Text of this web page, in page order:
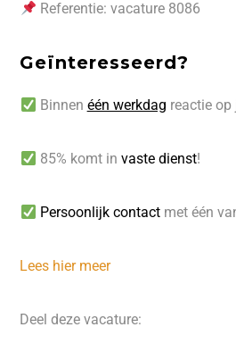
Referentie: vacature 8086
Geïnteresseerd?
Binnen één werkdag reactie
85% komt in vaste dienst!
Persoonlijk contactmet één
Lees hier meer
Deel deze vacature: